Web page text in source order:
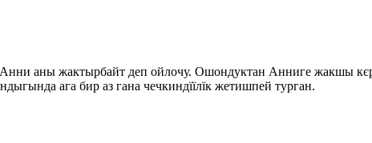
аны жактырбайт деп ойлочу. Ошондуктан Анниге жакшы
ага бир аз гана чечкиндїїлїк жетишпей турган.